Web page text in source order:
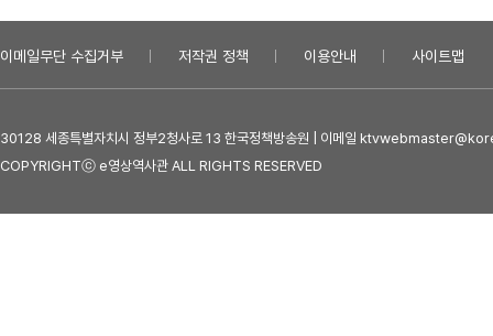
이메일무단 수집거부 저작권 정책 이용안내 사이트맵
30128 세종특별자치시 정부2청사로 13 한국정책방송원 | 이메일
COPYRIGHTⓒ e영상역사관 ALL RIGHTS RESERVED